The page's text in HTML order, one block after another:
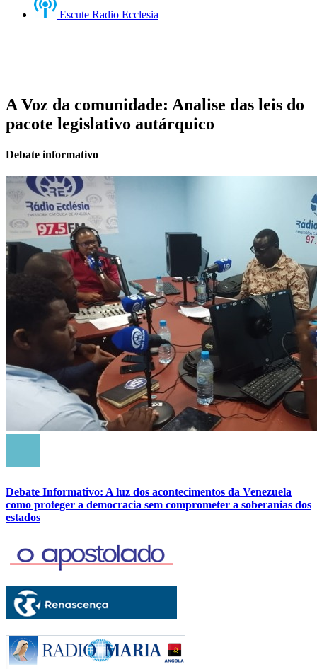
Escute Radio Ecclesia
A Voz da comunidade: Analise das leis do
pacote legislativo autárquico
Debate informativo
Debate Informativo: A luz dos acontecimentos da Venezuela
como proteger a democracia sem comprometer a soberanias dos
estados